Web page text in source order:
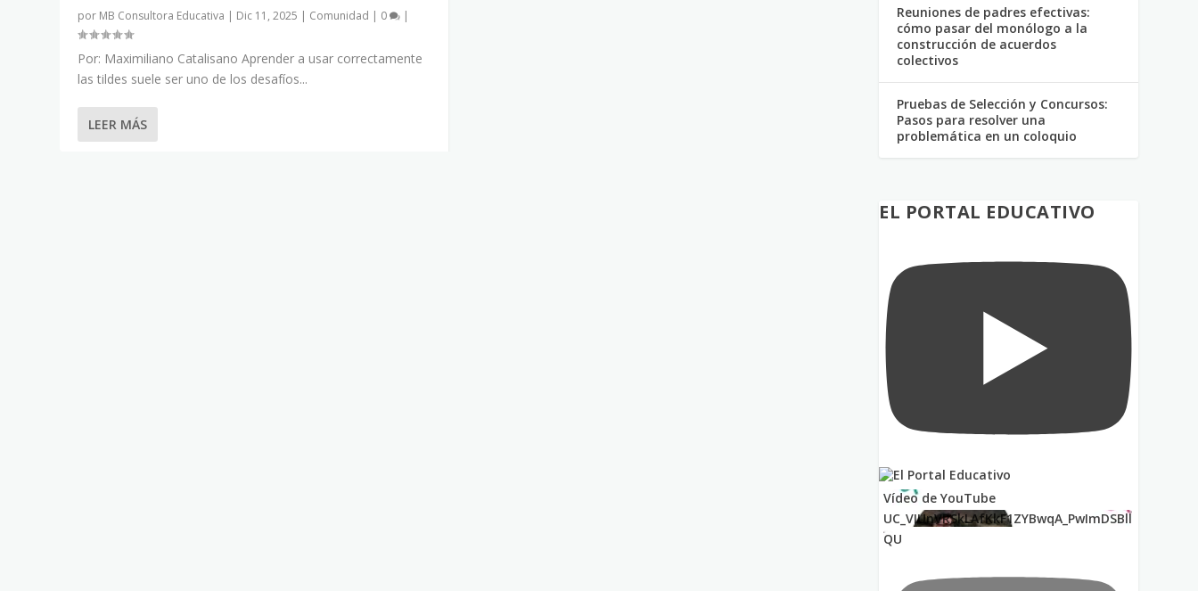
por MB Consultora Educativa | Dic 11, 2025 | Comunidad | 0 |
Por: Maximiliano Catalisano Aprender a usar correctamente
las tildes suele ser uno de los desafíos...
LEER MÁS
Reuniones de padres efectivas:
cómo pasar del monólogo a la
construcción de acuerdos
colectivos
Pruebas de Selección y Concursos:
Pasos para resolver una
problemática en un coloquio
EL PORTAL EDUCATIVO
Vídeo de YouTube
UC_VIUnVRSkLAfKkF1ZYBwqA_PwImDSBll
QU